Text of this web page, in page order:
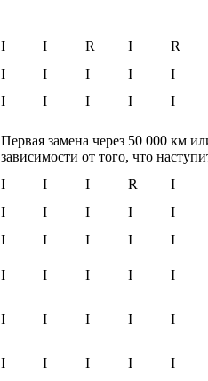
I I R I
R
I I I I
I
I I I I
I
Первая замена через 50 000 км
зависимости от того, что
I I I R
I
I I I I
I
I I I I
I
I I I I
I
I I I I I
I I I I
I